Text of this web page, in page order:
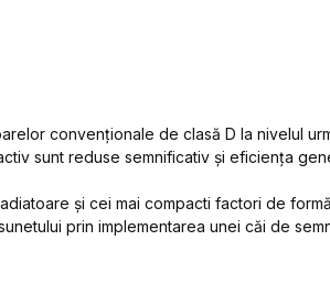
convenționale de clasă D la nivelul
sunt reduse semnificativ și eficiența
și cei mai compacti factori de
prin implementarea unei căi de